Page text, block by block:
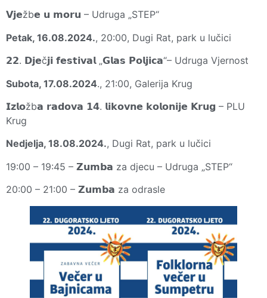
𝗩𝗷𝗲žb𝗲 𝘂 𝗺𝗼𝗿𝘂 – Udruga „STEP“
Petak, 16.08.2024., 20:00, Dugi Rat, park u lučici
𝟮𝟮. 𝗗𝗷𝗲č𝗷𝗶 𝗳𝗲𝘀𝘁𝗶𝘃𝗮𝗹 „𝗚𝗹𝗮𝘀 𝗣𝗼𝗹𝗷𝗶𝗰𝗮“– Udruga Vjernost
Subota, 17.08.2024., 21:00, Galerija Krug
𝗜𝘇𝗹𝗼žb𝗮 𝗿𝗮𝗱𝗼𝘃𝗮 𝟭𝟰. 𝗹𝗶𝗸𝗼𝘃𝗻𝗲 𝗸𝗼𝗹𝗼𝗻𝗶𝗷𝗲 𝗞𝗿𝘂𝗴 – PLU
Krug
Nedjelja, 18.08.2024., Dugi Rat, park u lučici
19:00 – 19:45 – 𝗭𝘂𝗺𝗯𝗮 za djecu – Udruga „STEP“
20:00 – 21:00 – 𝗭𝘂𝗺𝗯𝗮 za odrasle